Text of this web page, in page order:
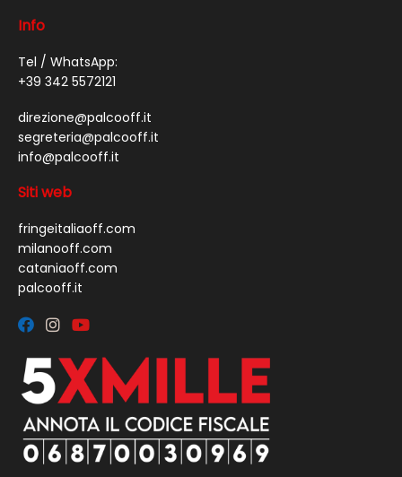
Info
Tel / WhatsApp:
+39 342 5572121
direzione@palcooff.it
segreteria@palcooff.it
info@palcooff.it
Siti web
fringeitaliaoff.com
milanooff.com
cataniaoff.com
palcooff.it